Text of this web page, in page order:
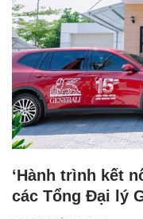
‘Hành trình kết
các Tổng Đại lý